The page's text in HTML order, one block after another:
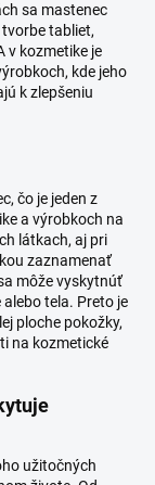
sa mastenec
tabliet,
v kozmetike je
kde jeho
k zlepšeniu
čo je jeden z
a výrobkoch na
látkach, aj pri
zaznamenať
môže vyskytnúť
tela. Preto je
ploche pokožky,
na kozmetické
užitočných